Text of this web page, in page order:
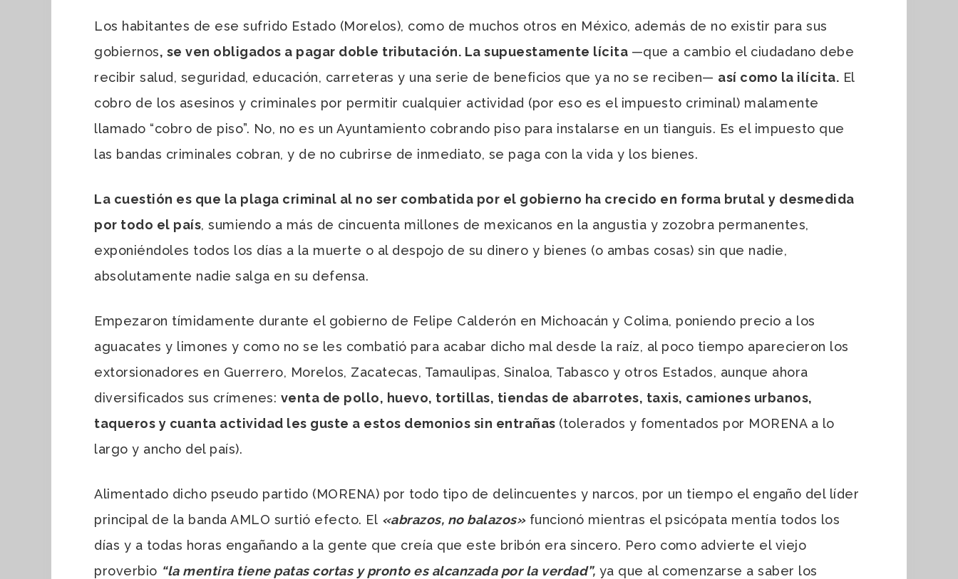
Los habitantes de ese sufrido Estado (Morelos), como de muchos otros en México, además de no existir para sus
gobiernos, se ven obligados a pagar doble tributación. La supuestamente lícita —que a cambio el ciudadano debe
recibir salud, seguridad, educación, carreteras y una serie de beneficios que ya no se reciben— así como la ilícita. El
cobro de los asesinos y criminales por permitir cualquier actividad (por eso es el impuesto criminal) malamente
llamado “cobro de piso”. No, no es un Ayuntamiento cobrando piso para instalarse en un tianguis. Es el impuesto que
las bandas criminales cobran, y de no cubrirse de inmediato, se paga con la vida y los bienes.
La cuestión es que la plaga criminal al no ser combatida por el gobierno ha crecido en forma brutal y desmedida
por todo el país, sumiendo a más de cincuenta millones de mexicanos en la angustia y zozobra permanentes,
exponiéndoles todos los días a la muerte o al despojo de su dinero y bienes (o ambas cosas) sin que nadie,
absolutamente nadie salga en su defensa.
Empezaron tímidamente durante el gobierno de Felipe Calderón en Michoacán y Colima, poniendo precio a los
aguacates y limones y como no se les combatió para acabar dicho mal desde la raíz, al poco tiempo aparecieron los
extorsionadores en Guerrero, Morelos, Zacatecas, Tamaulipas, Sinaloa, Tabasco y otros Estados, aunque ahora
diversificados sus crímenes: venta de pollo, huevo, tortillas, tiendas de abarrotes, taxis, camiones urbanos,
taqueros y cuanta actividad les guste a estos demonios sin entrañas (tolerados y fomentados por MORENA a lo
largo y ancho del país).
Alimentado dicho pseudo partido (MORENA) por todo tipo de delincuentes y narcos, por un tiempo el engaño del líder
principal de la banda AMLO surtió efecto. El «abrazos, no balazos»funcionó mientras el psicópata mentía todos los
días y a todas horas engañando a la gente que creía que este bribón era sincero. Pero como advierte el viejo
proverbio “la mentira tiene patas cortas y pronto es alcanzada por la verdad”, ya que al comenzarse a saber los